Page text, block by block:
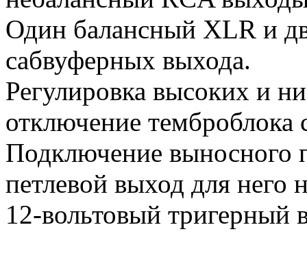
Один балансный XLR и
сабвуферных выхода.
Регулировка высоких и
отключение темброблока
Подключение выносного
петлевой выход для него
12-вольтовый тригерный